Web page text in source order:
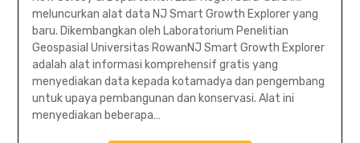
meluncurkan alat data NJ Smart Growth Explorer yang
baru. Dikembangkan oleh Laboratorium Penelitian
Geospasial Universitas RowanNJ Smart Growth Explorer
adalah alat informasi komprehensif gratis yang
menyediakan data kepada kotamadya dan pengembang
untuk upaya pembangunan dan konservasi. Alat ini
menyediakan beberapa…